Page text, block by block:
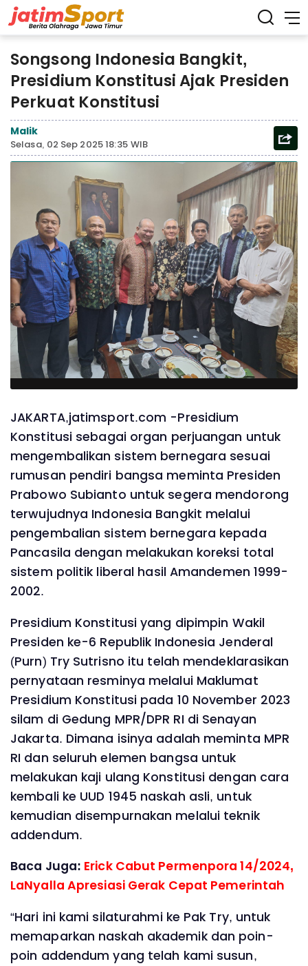
Songsong Indonesia Bangkit,
Presidium Konstitusi Ajak Presiden
Perkuat Konstitusi
Malik
Selasa, 02 Sep 2025 18:35 WIB
JAKARTA,jatimsport.com -Presidium
Konstitusi sebagai organ perjuangan untuk
mengembalikan sistem bernegara sesuai
rumusan pendiri bangsa meminta Presiden
Prabowo Subianto untuk segera mendorong
terwujudnya Indonesia Bangkit melalui
pengembalian sistem bernegara kepada
Pancasila dengan melakukan koreksi total
sistem politik liberal hasil Amandemen 1999-
2002.
Presidium Konstitusi yang dipimpin Wakil
Presiden ke-6 Republik Indonesia Jenderal
(Purn) Try Sutrisno itu telah mendeklarasikan
pernyataan resminya melalui Maklumat
Presidium Konstitusi pada 10 November 2023
silam di Gedung MPR/DPR RI di Senayan
Jakarta. Dimana isinya adalah meminta MPR
RI dan seluruh elemen bangsa untuk
melakukan kaji ulang Konstitusi dengan cara
kembali ke UUD 1945 naskah asli, untuk
kemudian disempurnakan melalui teknik
addendum.
Baca Juga: Erick Cabut Permenpora 14/2024,
LaNyalla Apresiasi Gerak Cepat Pemerintah
“Hari ini kami silaturahmi ke Pak Try, untuk
memaparkan naskah akademik dan poin-
poin addendum yang telah kami susun,